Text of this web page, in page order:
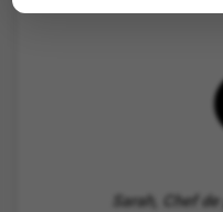
Sarah, Chef